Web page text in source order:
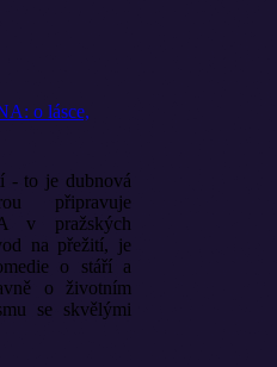
o lásce,
- to je dubnová
připravuje
v pražských
na přežití, je
o stáří a
o životním
se skvělými